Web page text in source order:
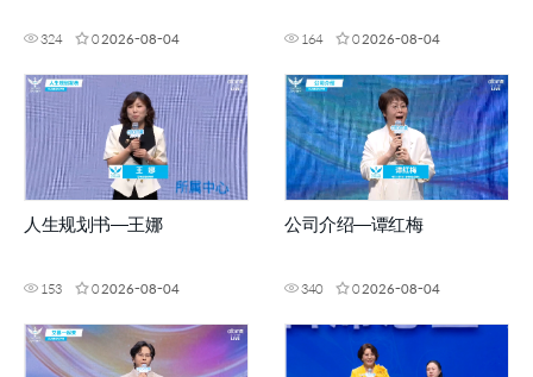
324 02026-08-04 164 02026-08-04
人生规划书—王娜
153 02026-08-04
公司介绍—谭红梅
340 02026-08-04